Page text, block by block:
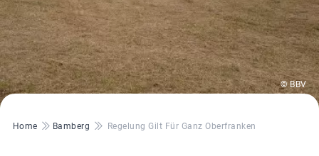
© BBV
Pfadnavigation
Home Bamberg Regelung Gilt Für Ganz Oberfranken